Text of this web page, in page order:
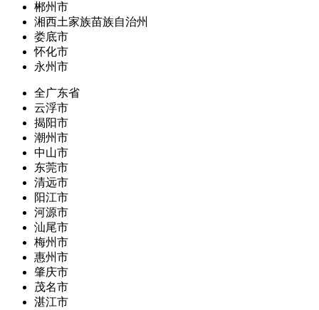
郴州市
湘西土家族苗族自治州
娄底市
怀化市
永州市
全广东省
云浮市
揭阳市
潮州市
中山市
东莞市
清远市
阳江市
河源市
汕尾市
梅州市
惠州市
肇庆市
茂名市
湛江市